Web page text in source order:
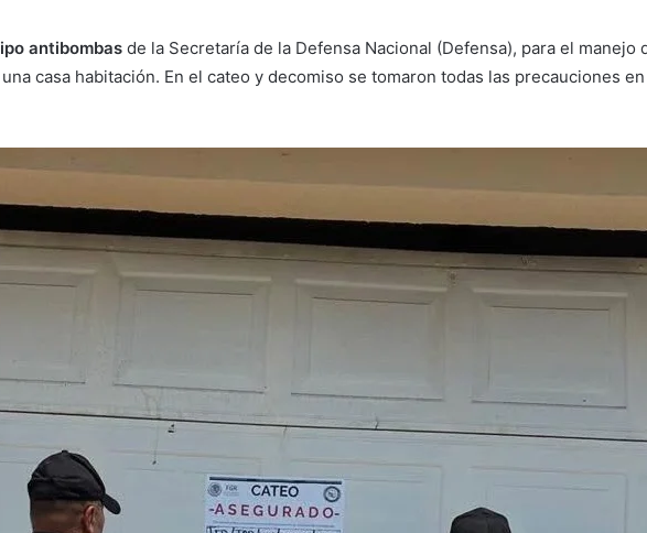
antibombas de la Secretaría de la Defensa Nacional (Defensa), para el manejo
casa habitación. En el cateo y decomiso se tomaron todas las precauciones